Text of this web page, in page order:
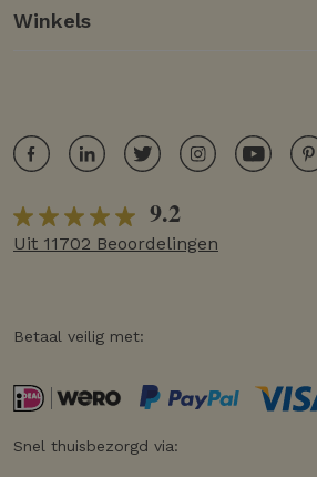
Winkels
9.2
Uit 11702 Beoordelingen
Betaal veilig met:
Snel thuisbezorgd via: